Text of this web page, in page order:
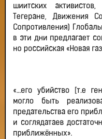
шиитских
Тегеране, Движения
Сопротивления)
в эти дни предлагает
но российская «Новая
«…его убийство [т.е
могло быть
предательства его
и соглядатаев
приближённых».